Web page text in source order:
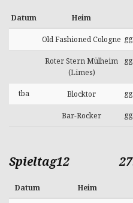
Datum Heim
Old Fashioned Cologne gg.
Roter Stern Mülheim
(Limes)
gg.
tba Blocktor gg.
Bar-Rocker gg.
Spieltag12
Datum Heim